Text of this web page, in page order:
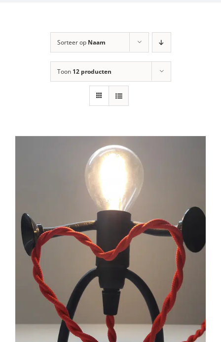
Sorteer op Naam
Toon 12 producten